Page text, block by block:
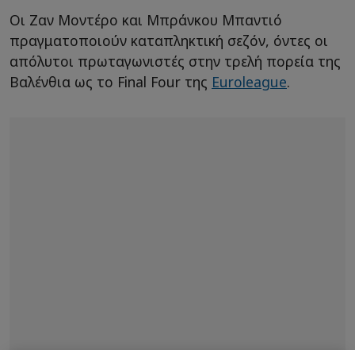
Οι Ζαν Μοντέρο και Μπράνκου Μπαντιό
πραγματοποιούν καταπληκτική σεζόν, όντες οι
απόλυτοι πρωταγωνιστές στην τρελή πορεία της
Βαλένθια ως το Final Four της Euroleague.